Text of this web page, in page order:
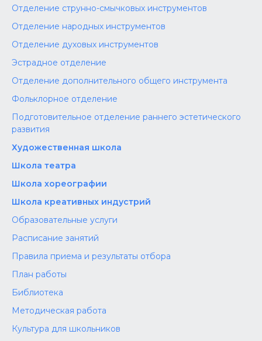
Отделение струнно-смычковых инструментов
Отделение народных инструментов
Отделение духовых инструментов
Эстрадное отделение
Отделение дополнительного общего инструмента
Фольклорное отделение
Подготовительное отделение раннего эстетического
развития
Художественная школа
Школа‌‌‌‌ театра
Школа хореографии
Школа креативных индустрий
Образовательные услуги
Расписание занятий
Правила приема и результаты отбора
План работы
Библиотека
Методическая работа
Культура для школьников